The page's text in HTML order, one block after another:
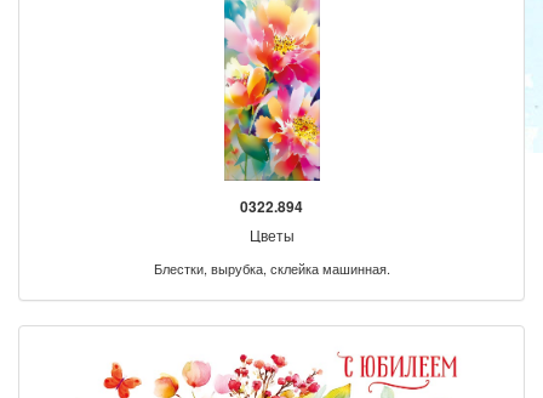
0322.894
Цветы
Блестки, вырубка, склейка машинная.